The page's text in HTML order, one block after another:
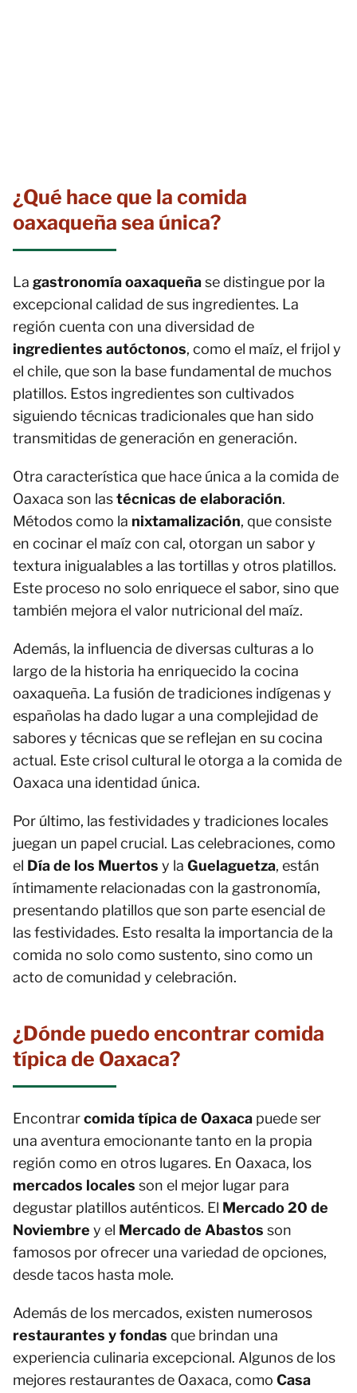
¿Qué hace que la comida
oaxaqueña sea única?
La gastronomía oaxaqueñase distingue por la
excepcional calidad de sus ingredientes. La
región cuenta con una diversidad de
ingredientes autóctonos, como el maíz, el frijol y
el chile, que son la base fundamental de muchos
platillos. Estos ingredientes son cultivados
siguiendo técnicas tradicionales que han sido
transmitidas de generación en generación.
Otra característica que hace única a la comida de
Oaxaca son lastécnicas de elaboración.
Métodos como la nixtamalización, que consiste
en cocinar el maíz con cal, otorgan un sabor y
textura inigualables a las tortillas y otros platillos.
Este proceso no solo enriquece el sabor, sino que
también mejora el valor nutricional del maíz.
Además, la influencia de diversas culturas a lo
largo de la historia ha enriquecido la cocina
oaxaqueña. La fusión de tradiciones indígenas y
españolas ha dado lugar a una complejidad de
sabores y técnicas que se reflejan en su cocina
actual. Este crisol cultural le otorga a la comida de
Oaxaca una identidad única.
Por último, las festividades y tradiciones locales
juegan un papel crucial. Las celebraciones, como
el Día de los Muertos y la Guelaguetza, están
íntimamente relacionadas con la gastronomía,
presentando platillos que son parte esencial de
las festividades. Esto resalta la importancia de la
comida no solo como sustento, sino como un
acto de comunidad y celebración.
¿Dónde puedo encontrar comida
típica de Oaxaca?
Encontrarcomida típica de Oaxaca puede ser
una aventura emocionante tanto en la propia
región como en otros lugares. En Oaxaca, los
mercados locales son el mejor lugar para
degustar platillos auténticos. El Mercado 20 de
Noviembre y el Mercado de Abastos son
famosos por ofrecer una variedad de opciones,
desde tacos hasta mole.
Además de los mercados, existen numerosos
restaurantes y fondas que brindan una
experiencia culinaria excepcional. Algunos de los
mejores restaurantes de Oaxaca, como Casa